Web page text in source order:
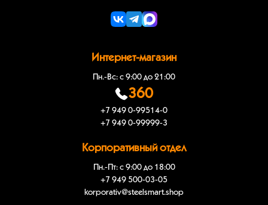
Интернет-магазин
Пн.-Вс: с 9:00 до 21:00
360
+7 949 0-99514-0
+7 949 0-99999-3
Корпоративный отдел
Пн.-Пт: с 9:00 до 18:00
+7 949 500-03-05
korporativ@steelsmart.shop